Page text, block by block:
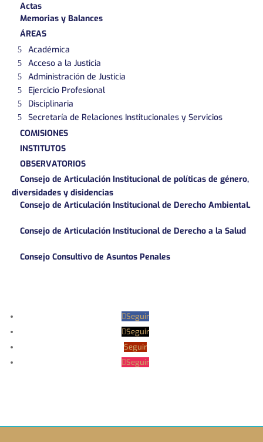
Actas
Memorias y Balances
ÁREAS
Académica
Acceso a la Justicia
Administración de Justicia
Ejercicio Profesional
Disciplinaria
Secretaría de Relaciones Institucionales y Servicios
COMISIONES
INSTITUTOS
OBSERVATORIOS
Consejo de Articulación Institucional de políticas de género,
diversidades y disidencias
Consejo de Articulación Institucional de Derecho AmbientaL
Consejo de Articulación Institucional de Derecho a la Salud
Consejo Consultivo de Asuntos Penales
Seguir
Seguir
Seguir
Seguir